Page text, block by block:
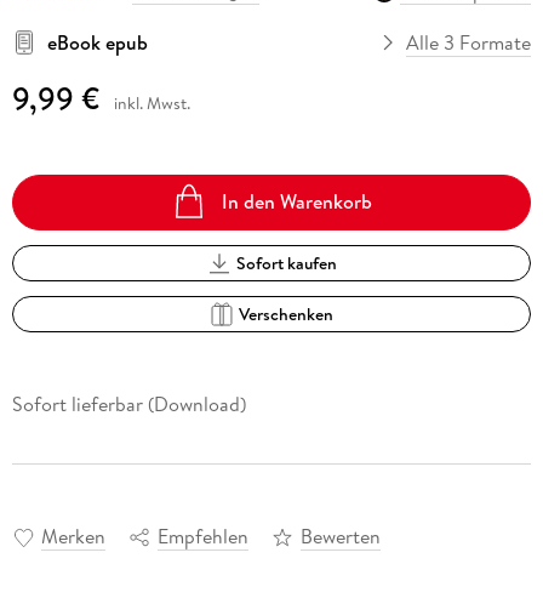
eBook epub
Alle 3 Formate
9,99 € inkl. Mwst.
In den Warenkorb
Sofort kaufen
Verschenken
Sofort lieferbar (Download)
Merken Empfehlen Bewerten